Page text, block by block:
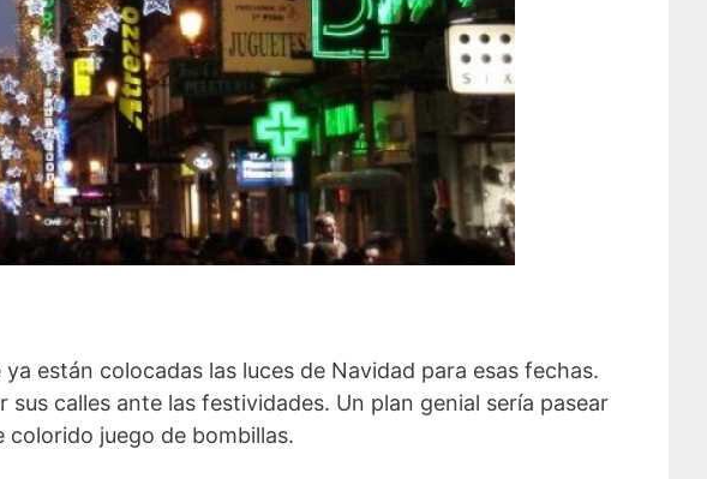
están colocadas las luces de Navidad para esas fechas.
sus calles ante las festividades. Un plan genial sería pasear
juego de bombillas.